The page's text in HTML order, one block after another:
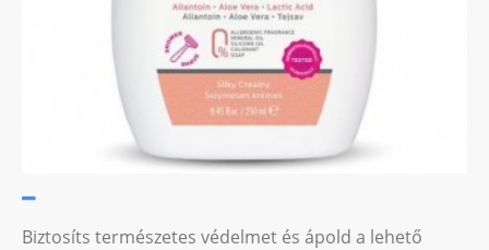
Biztosíts természetes védelmet és ápold a lehető